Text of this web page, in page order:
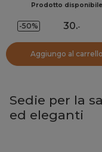
Prodotto disponibile
-50% 30.-
Aggiungo al carrello
Sedie per la
ed eleganti